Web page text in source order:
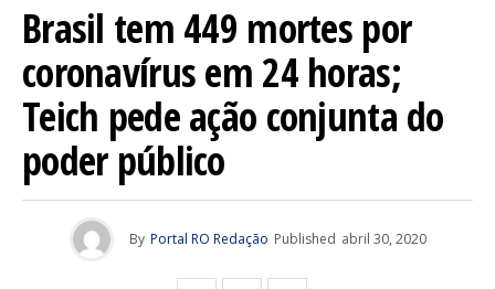
Brasil tem 449 mortes por
coronavírus em 24 horas;
Teich pede ação conjunta do
poder público
By Portal RO Redação Published abril 30, 2020